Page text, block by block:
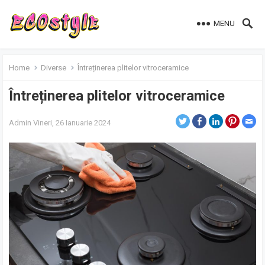
MENU
Home Diverse Întreținerea plitelor vitroceramice
Întreținerea plitelor vitroceramice
Admin Vineri, 26 Ianuarie 2024